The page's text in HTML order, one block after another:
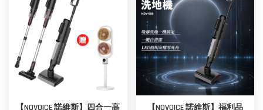
【NOVOICE 諾維斯】四合一高
【NOVOICE 諾維斯】福利品